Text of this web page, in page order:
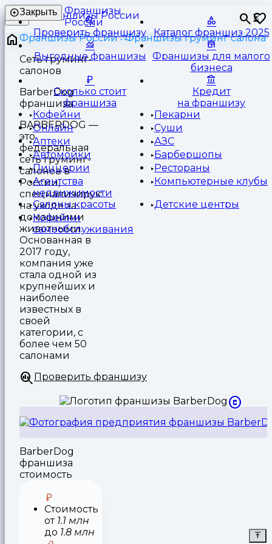
Франшизы
России
⏳
Закрыть
Проверить франшизу Каталог франшиз 2025
Выгодные франшизы
Франшизы для малого
бизнеса
Сколько стоит
франшиза
Кредит
на франшизу
Кофейни
Пекарни
Онлайн
Суши
Аптеки
АЗС
Автомойки
Барбершопы
Пиццерии
Рестораны
Агентства
недвижимости
Компьютерные клубы
Салоны красоты
Детские центры
Кофейни
самообслуживания
Франшизы России
Франшизы груминг салона
Сеть груминг-
салонов
BarberDog
франшиза
BARBERDOG —
это
федеральная
сеть груминг-
салонов в
России,
специализирующаяся
на уходе за
домашними
животными.
Основанная в
2017 году,
компания уже
стала одной из
крупнейших и
наиболее
известных в
своей
категории, с
более чем 50
салонами
Проверить франшизу
BarberDog
франшиза
стоимость
Стоимость
от 1.1 млн
до 1.8 млн